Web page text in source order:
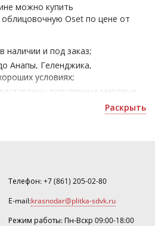
можно купить
Oset по цене от
наличии и под заказ;
Анапы, Геленджика,
условиях;
популярные мировые
Oset - для отделки
Раскрыть
Телефон:+7 (861) 205-02-80
E-mail:krasnodar@plitka-sdvk.ru
Режим работы: Пн-Вскр 09:00-18:00